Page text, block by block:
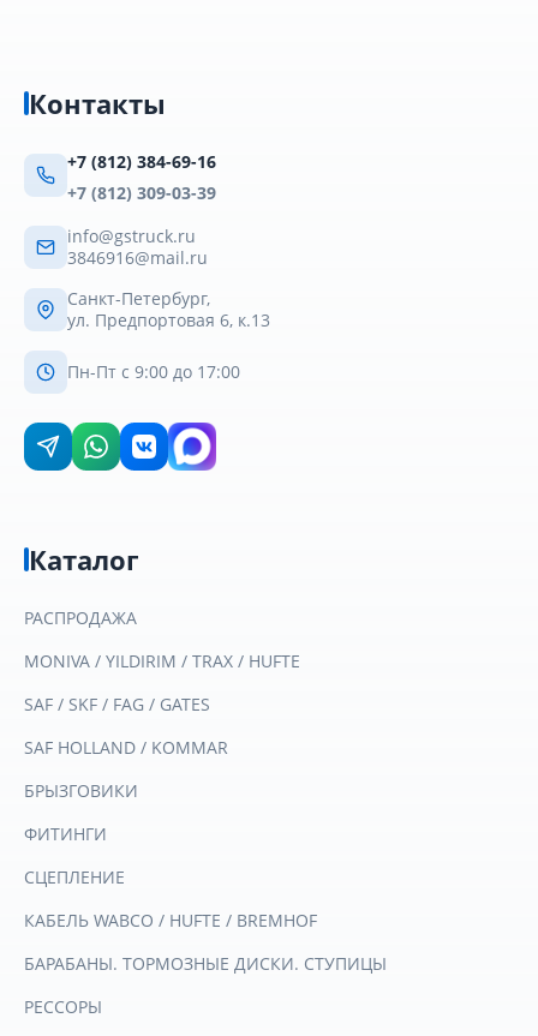
Контакты
+7 (812) 384-69-16
+7 (812) 309-03-39
info@gstruck.ru
3846916@mail.ru
Санкт-Петербург,
ул. Предпортовая 6, к.13
Пн-Пт с 9:00 до 17:00
Каталог
РАСПРОДАЖА
MONIVA / YILDIRIM / TRAX / HUFTE
SAF / SKF / FAG / GATES
SAF HOLLAND / KOMMAR
БРЫЗГОВИКИ
ФИТИНГИ
СЦЕПЛЕНИЕ
КАБЕЛЬ WABCO / HUFTE / BREMHOF
БАРАБАНЫ. ТОРМОЗНЫЕ ДИСКИ. СТУПИЦЫ
РЕССОРЫ